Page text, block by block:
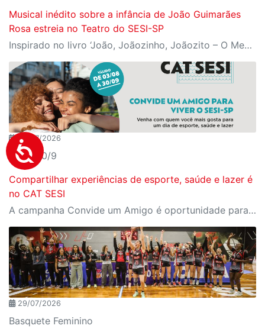
Musical inédito sobre a infância de João Guimarães
Rosa estreia no Teatro do SESI-SP
Inspirado no livro ‘João, Joãozinho, Joãozito – O Menino Encantado’, de Claudio Fragata, com direção e dramaturgia de Márcio Araújo, espetáculo acompanha os primeiros anos de vida do escritor mineiro e transforma sua infância em uma celebração da imaginação, da leitura e da cultura popular brasileira
30/07/2026
3/8 a 30/9
Compartilhar experiências de esporte, saúde e lazer é
no CAT SESI
A campanha Convide um Amigo é oportunidade para reunir amigos para aproveitar juntos toda estrutura da unidade SESI-SP mais próxima. Os benefícios para clientes e convidados estão no regulamento
29/07/2026
Basquete Feminino